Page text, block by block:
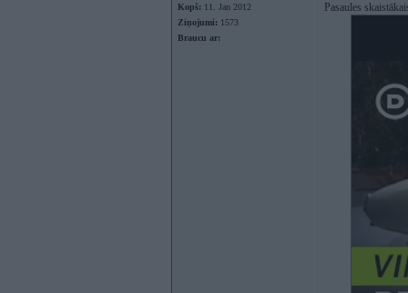
Kopš: 11. Jan 2012
Ziņojumi: 1573
Braucu ar:
Pasaules